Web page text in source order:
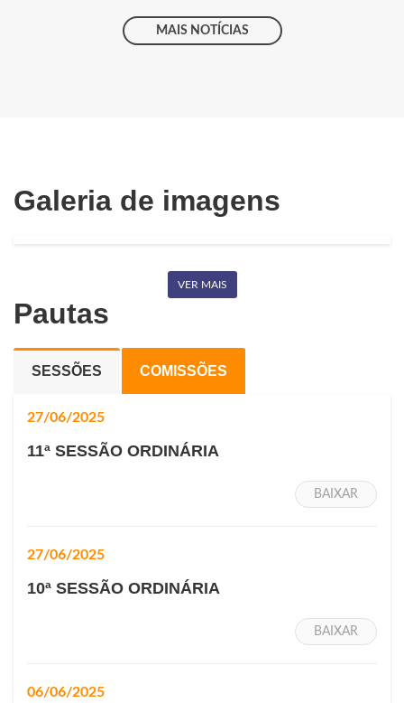
MAIS NOTÍCIAS
Galeria de imagens
VER MAIS
Pautas
SESSÕES COMISSÕES
27/06/2025
11ª SESSÃO ORDINÁRIA
BAIXAR
27/06/2025
10ª SESSÃO ORDINÁRIA
BAIXAR
06/06/2025